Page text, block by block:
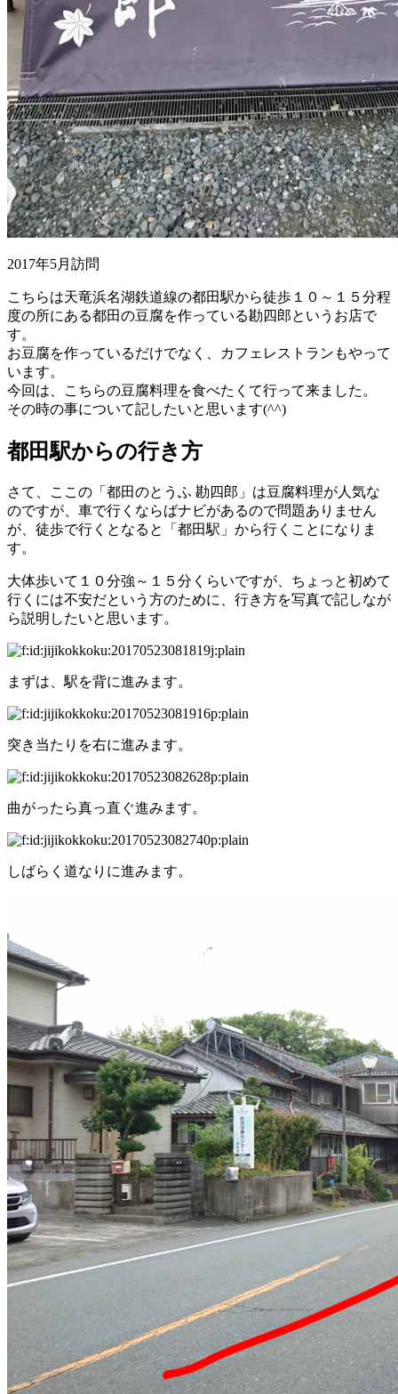
2017年5月訪問
こちらは天竜浜名湖鉄道線の都田駅から徒歩１０～１５分程
度の所にある都田の豆腐を作っている勘四郎というお店で
す。
お豆腐を作っているだけでなく、カフェレストランもやって
います。
今回は、こちらの豆腐料理を食べたくて行って来ました。
その時の事について記したいと思います(^^)
都田駅からの行き方
さて、ここの「都田のとうふ 勘四郎」は豆腐料理が人気な
のですが、車で行くならばナビがあるので問題ありません
が、徒歩で行くとなると「都田駅」から行くことになりま
す。
大体歩いて１０分強～１５分くらいですが、ちょっと初めて
行くには不安だという方のために、行き方を写真で記しなが
ら説明したいと思います。
まずは、駅を背に進みます。
突き当たりを右に進みます。
曲がったら真っ直ぐ進みます。
しばらく道なりに進みます。